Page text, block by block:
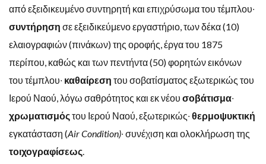
από εξειδικευμένο συντηρητή και επιχρύσωμα του τέμπλου∙
συντήρηση σε εξειδικεύμενο εργαστήριο, των δέκα (10)
ελαιογραφιών (πινάκων) της οροφής, έργα του 1875
περίπου, καθώς και των πεντήντα (50) φορητών εικόνων
του τέμπλου∙ καθαίρεση του σοβατίσματος εξωτερικώς του
Ιερού Ναού, λόγω σαθρότητος και εκ νέου σοβάτισμα∙
χρωματισμόςτου Ιερού Ναού, εξωτερικώς∙ θερμοψυκτική
εγκατάσταση (Air Condition)∙ συνέχιση και ολοκλήρωση της
τοιχογραφίσεως.